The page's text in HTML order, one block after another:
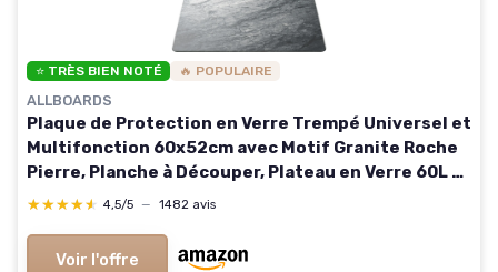
⭐ TRÈS BIEN NOTÉ 🔥 POPULAIRE
ALLBOARDS
Plaque de Protection en Verre Trempé Universel et
Multifonction 60x52cm avec Motif Granite Roche
Pierre, Planche à Découper, Plateau en Verre 60L x
52l cm Granite
★★★★★
★★★★★ 4,5/5 — 1482 avis
Voir l'offre